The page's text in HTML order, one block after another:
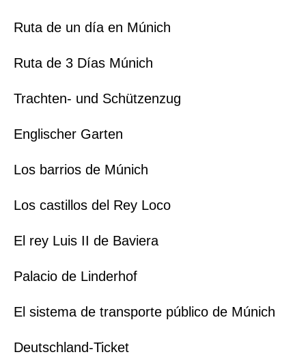
Ruta de un día en Múnich
Ruta de 3 Días Múnich
Trachten- und Schützenzug
Englischer Garten
Los barrios de Múnich
Los castillos del Rey Loco
El rey Luis II de Baviera
Palacio de Linderhof
El sistema de transporte público de Múnich
Deutschland-Ticket